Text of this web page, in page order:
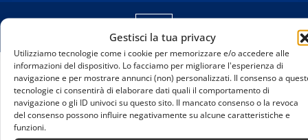
Gestisci la tua privacy
Utilizziamo tecnologie come i cookie per memorizzare e/o accedere alle
informazioni del dispositivo. Lo facciamo per migliorare l'esperienza di
navigazione e per mostrare annunci (non) personalizzati. Il consenso a
tecnologie ci consentirà di elaborare dati quali il comportamento di
navigazione o gli ID univoci su questo sito. Il mancato consenso o la revoca
del consenso possono influire negativamente su alcune caratteristiche e
funzioni.
Home
Milano guarda al futuro: la visione di Giovanni
Bozzetti tra Olimpiadi estive, nuovi impianti e poteri
speciali